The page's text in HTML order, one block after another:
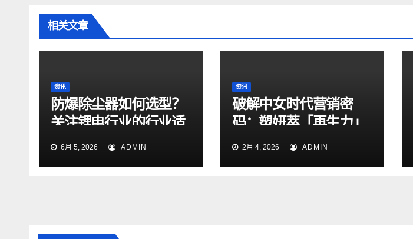
相关文章
资讯
防爆除尘器如何选型？
关注锂电行业的行业适
配性
6月 5, 2026 ADMIN
资讯
破解中女时代营销密
码：塑妍萃「再生力」
战略的三重进阶
2月 4, 2026 ADMIN